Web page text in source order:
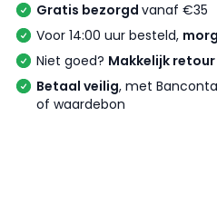
Gratis bezorgd vanaf €35
Voor 14:00 uur besteld,
Niet goed? Makkelijk retour
Betaal veilig, met
of waardebon